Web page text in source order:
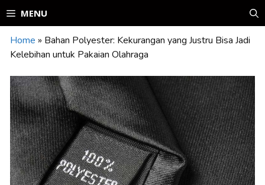
to
content
MENU
Home » Bahan Polyester: Kekurangan yang Justru Bisa Jadi
Kelebihan untuk Pakaian Olahraga